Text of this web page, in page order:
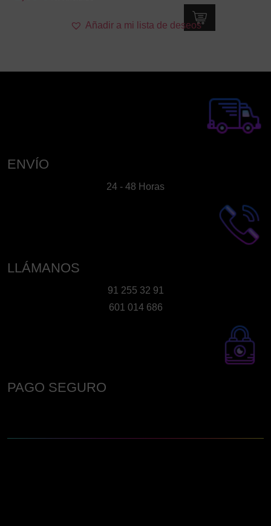
Añadir a mi lista de deseos
ENVÍO
24 - 48 Horas
LLÁMANOS
91 255 32 91
601 014 686
PAGO SEGURO